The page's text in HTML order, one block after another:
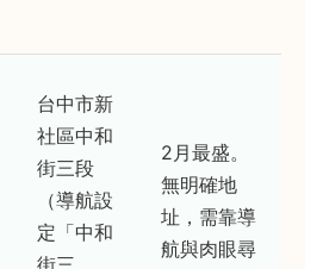
台中市新
社區中和
街三段
（導航設
定「中和
街三
2月最盛。
無明確地
址，需靠導
航與肉眼尋